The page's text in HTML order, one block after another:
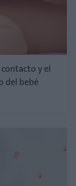
y el
del bebé